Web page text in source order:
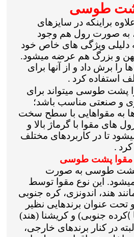
طوسی
براینکه در سایزهای
به صورت رول هم وجود
دلیلی ویژگی های خاص خود
و بزرگ هم عرضه میشود.
را برش داد و از آنها برای
استفاده کرد .
پشت طوسی میتواند برای
و صنعتی مناسب باشد؛
به مقواهایی با سطح سخت
های مقوا با گرماژ بالا و
تا در کاربردهای مختلف
.
مقوا پشت طوسی
پشت طوسی به صورت
این نوع مقوا توسط
هند، اندونزی، کره جنوبی
تحت عنوان برندهایی نظیر
(کرده جنوبی) و کریشنا (هند)
در کنار برندهای خارجی،